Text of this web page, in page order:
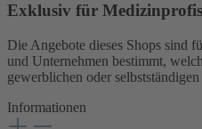
Exklusiv für Medizinprofis
Die Angebote dieses Shops sind
und Unternehmen bestimmt,
gewerblichen oder
Informationen